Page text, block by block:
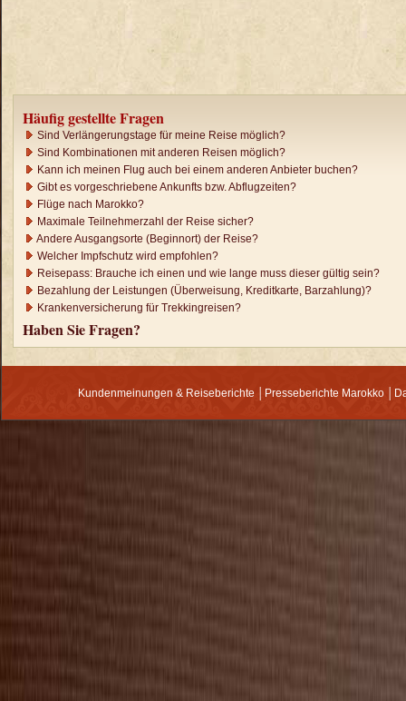
Häufig gestellte Fragen
Sind Verlängerungstage für meine Reise möglich?
Sind Kombinationen mit anderen Reisen möglich?
Kann ich meinen Flug auch bei einem anderen Anbieter buchen?
Gibt es vorgeschriebene Ankunfts bzw. Abflugzeiten?
Flüge nach Marokko?
Maximale Teilnehmerzahl der Reise sicher?
Andere Ausgangsorte (Beginnort) der Reise?
Welcher Impfschutz wird empfohlen?
Reisepass: Brauche ich einen und wie lange muss dieser gültig sein?
Bezahlung der Leistungen (Überweisung, Kreditkarte, Barzahlung)?
Krankenversicherung für Trekkingreisen?
Haben Sie Fragen?
Kundenmeinungen & Reiseberichte Presseberichte Marokko